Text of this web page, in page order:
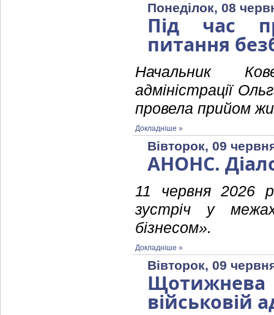
Понеділок, 08
Під час
питання
Начальник
адміністрації
провела прийом
Докладніше »
Вівторок, 09
АНОНС.
11 червня 2026
зустріч у
бізнесом».
Докладніше »
Вівторок, 09
Щотижнева
військовій